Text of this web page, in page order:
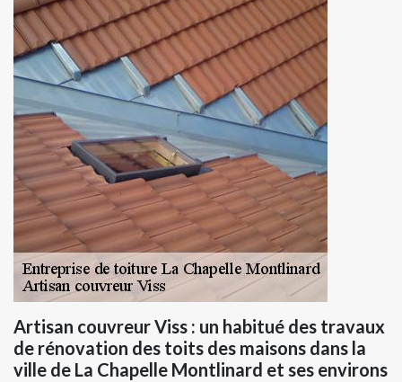
Artisan couvreur Viss : un habitué des travaux
de rénovation des toits des maisons dans la
ville de La Chapelle Montlinard et ses environs